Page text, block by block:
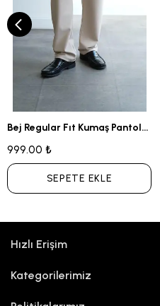
Bej Regular Fıt Kumaş Pantolon
999.00 ₺
SEPETE EKLE
Hızlı Erişim
Kategorilerimiz